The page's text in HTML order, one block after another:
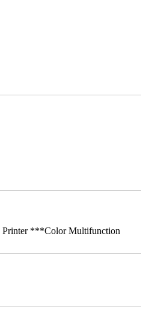
***Color Multifunction